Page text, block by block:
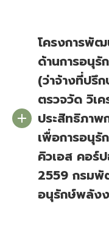
โครงการพัฒ
ด้านการอนุรั
(ว่าจ้างที่ปรึ
ตรวจวัด วิเ
ประสิทธิภา
เพื่อการอนุ
คิวเอส คอร์
2559 กรม
อนุรักษ์พลัง